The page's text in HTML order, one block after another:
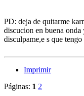
PD: deja de quitarme
discucion en buena
disculpame,e s que
Imprimir
Páginas: 1 2